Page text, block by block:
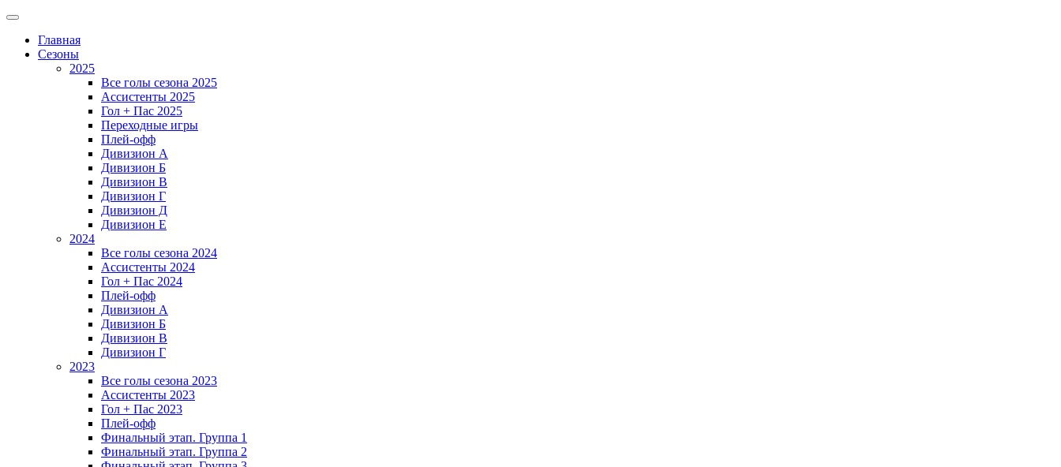
Главная
Сезоны
2025
Все голы сезона 2025
Ассистенты 2025
Гол + Пас 2025
Переходные игры
Плей-офф
Дивизион A
Дивизион Б
Дивизион В
Дивизион Г
Дивизион Д
Дивизион Е
2024
Все голы сезона 2024
Ассистенты 2024
Гол + Пас 2024
Плей-офф
Дивизион A
Дивизион Б
Дивизион В
Дивизион Г
2023
Все голы сезона 2023
Ассистенты 2023
Гол + Пас 2023
Плей-офф
Финальный этап. Группа 1
Финальный этап. Группа 2